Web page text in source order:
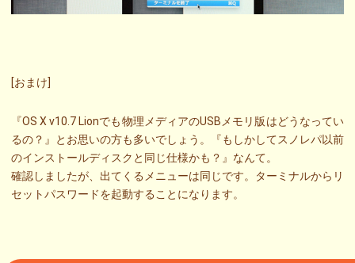
[おまけ]
『OS X v10.7 Lionでも物理メディアのUSBメモリ版はどうなってい
るの？』とお思いの方も多いでしょう。『もしかしてスノレパ以前
のインストールディスクと同じ仕様かも？』なんて。
確認しましたが、出てくるメニューは同じです。ターミナルからリ
セットパスワードを起動することになります。